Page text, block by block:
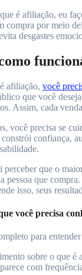
é afiliação, eu
por meio
desgastes
afiliação, você
que você
Assim, cada
você precisa se
confiança,
que o
pessoa que
isso, seus
você precisa
sobre o que
com